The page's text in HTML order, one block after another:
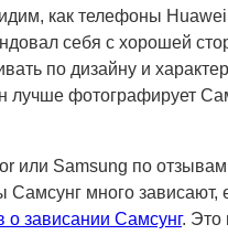
как телефоны
себя с хорошей
по дизайну и
лучше фотографирует
или Samsung по
много зависают,
о зависании Самсунг. Это